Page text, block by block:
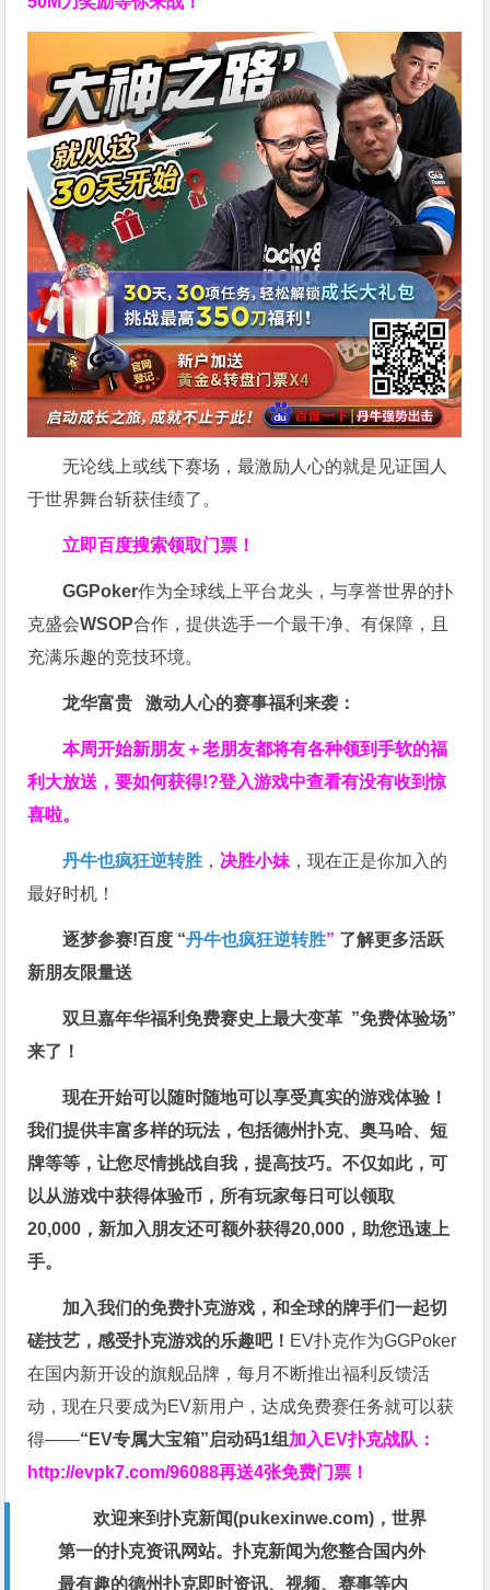
无论线上或线下赛场，最激励人心的就是见证国人
于世界舞台斩获佳绩了。
立即百度搜索领取门票！
GGPoker作为全球线上平台龙头，与享誉世界的扑
克盛会WSOP合作，提供选手一个最干净、有保障，且
充满乐趣的竞技环境。
龙华富贵 激动人心的赛事福利来袭：
本周开始新朋友＋老朋友都将有各种领到手软的福
利大放送，要如何获得!?登入游戏中查看有没有收到惊
喜啦。
丹牛也疯狂逆转胜 ， 决胜小妹 ，现在正是你加入的
最好时机！
逐梦参赛!百度 “丹牛也疯狂逆转胜” 了解更多活跃
新朋友限量送
双旦嘉年华福利免费赛史上最大变革 ”免费体验场”
来了！
现在开始可以随时随地可以享受真实的游戏体验！
我们提供丰富多样的玩法，包括德州扑克、奥马哈、短
牌等等，让您尽情挑战自我，提高技巧。不仅如此，可
以从游戏中获得体验币，所有玩家每日可以领取
20,000，新加入朋友还可额外获得20,000，助您迅速上
手。
加入我们的免费扑克游戏，和全球的牌手们一起切
磋技艺，感受扑克游戏的乐趣吧！ EV扑克作为GGPoker
在国内新开设的旗舰品牌，每月不断推出福利反馈活
动，现在只要成为EV新用户，达成免费赛任务就可以获
得——“EV专属大宝箱”启动码1组 加入EV扑克战队：
http://evpk7.com/96088再送4张免费门票！
欢迎来到扑克新闻(pukexinwe.com)，世界
第一的扑克资讯网站。扑克新闻为您整合国内外
最有趣的德州扑克即时资讯、视频、赛事等内